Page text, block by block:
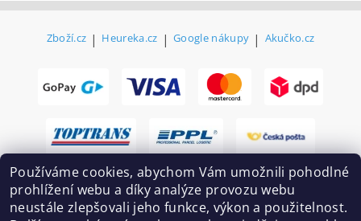
Zboží.cz | Heureka.cz | Google nákupy | Akučko.cz
Používáme cookies, abychom Vám umožnili pohodlné
prohlížení webu a díky analýze provozu webu
neustále zlepšovali jeho funkce, výkon a použitelnost.